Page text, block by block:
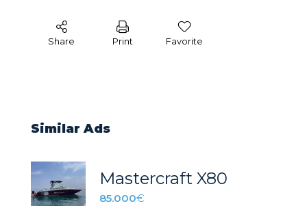
Share Print Favorite
Similar Ads
Mastercraft X80
85.000€